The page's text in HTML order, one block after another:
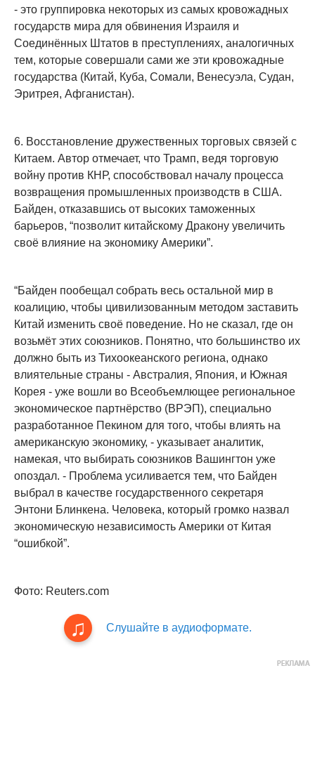
- это группировка некоторых из самых кровожадных
государств мира для обвинения Израиля и
Соединённых Штатов в преступлениях, аналогичных
тем, которые совершали сами же эти кровожадные
государства (Китай, Куба, Сомали, Венесуэла, Судан,
Эритрея, Афганистан).
6. Восстановление дружественных торговых связей с
Китаем. Автор отмечает, что Трамп, ведя торговую
войну против КНР, способствовал началу процесса
возвращения промышленных производств в США.
Байден, отказавшись от высоких таможенных
барьеров, “позволит китайскому Дракону увеличить
своё влияние на экономику Америки”.
“Байден пообещал собрать весь остальной мир в
коалицию, чтобы цивилизованным методом заставить
Китай изменить своё поведение. Но не сказал, где он
возьмёт этих союзников. Понятно, что большинство их
должно быть из Тихоокеанского региона, однако
влиятельные страны - Австралия, Япония, и Южная
Корея - уже вошли во Всеобъемлющее региональное
экономическое партнёрство (ВРЭП), специально
разработанное Пекином для того, чтобы влиять на
американскую экономику, - указывает аналитик,
намекая, что выбирать союзников Вашингтон уже
опоздал. - Проблема усиливается тем, что Байден
выбрал в качестве государственного секретаря
Энтони Блинкена. Человека, который громко назвал
экономическую независимость Америки от Китая
“ошибкой”.
Фото: Reuters.com
Слушайте в аудиоформате.